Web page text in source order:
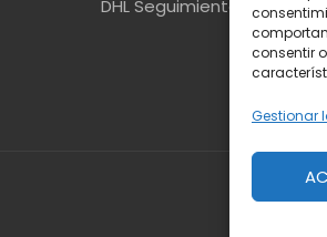
consentir
Gestionar
DHL Seguimiento